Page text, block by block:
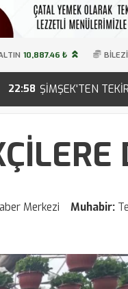
10,887.46 ₺
TEKİRDAĞ'DA
Merkezi Muhabir: